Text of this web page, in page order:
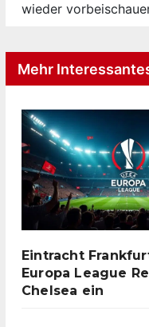
wieder
Mehr
Eintracht
Europa League
Chelsea ein